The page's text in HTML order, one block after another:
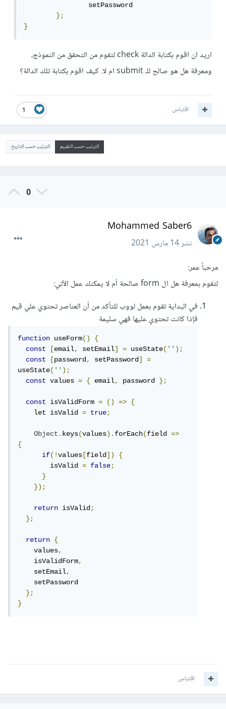
		setPassword
};
}
اريد ان اقوم بكتابة الدالة check لتقوم من التحقق من النموذج،
ومعرفة هل هو صالح للـ submit ام لا. كيف اقوم بكتابة تلك الدالة؟
1 اقتباس
الترتيب حسب التقييم الترتيب حسب التاريخ
0
Mohammed Saber6
نشر14 مارس 2021
مرحباً عمر:
لتقوم بمعرفة هل ال form صالحة أم لا يمكنك عمل الآتي:
في البداية تقوم بعمل لووب للتأكد من أن العناصر تحتوي علي قيم
فإذا كانت تحتوي عليها فهي سليمة
function useForm()
{
const
[email, setEmail] = useState('');
const
[password, setPassword]
=
useState('');
const values = { email, password };
const isValidForm = () =>
{
    let isValid
= true;
Object.keys(values).forEach(field =>
{
if(!values [field])
{
        isValid
= false;
}
});
return isValid;
};
return
{
    values
,
    isValidForm
,
    setEmail
,
    setPassword
};
}
اقتباس